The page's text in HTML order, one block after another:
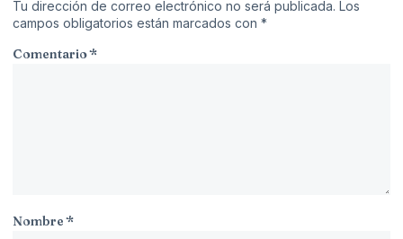
Tu dirección de correo electrónico no será publicada. Los
campos obligatorios están marcados con *
Comentario*
Nombre*